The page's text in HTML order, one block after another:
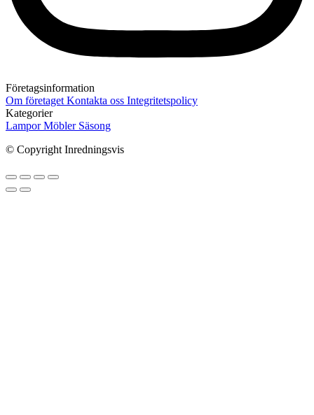
Företagsinformation
Om företaget Kontakta oss Integritetspolicy
Kategorier
LamporMöbler Säsong
© Copyright Inredningsvis